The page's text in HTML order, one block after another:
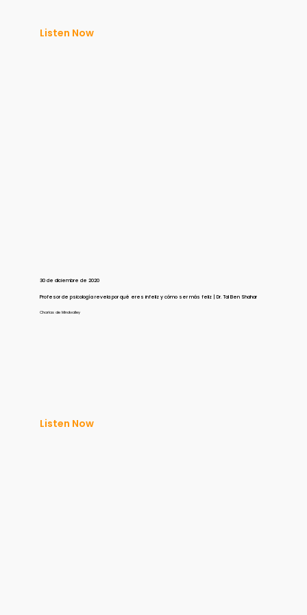
Listen Now
30 de diciembre de 2020
Profesor de psicología revela por qué eres infeliz y cómo ser más feliz | Dr. Tal Ben Shahar
Charlas de Mindvalley
Listen Now